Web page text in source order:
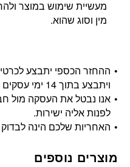
מעשיית שימוש במוצר
מין וסוג שהוא.
ההחזר הכספי יתבצע
ויתבצע בתוך 14 ימי עסקים מרגע החזרתו.
אנו נבטל את העסקה מול
לפנות אליה ישירות.
האחריות שלכם הינה
מוצרים נוספים